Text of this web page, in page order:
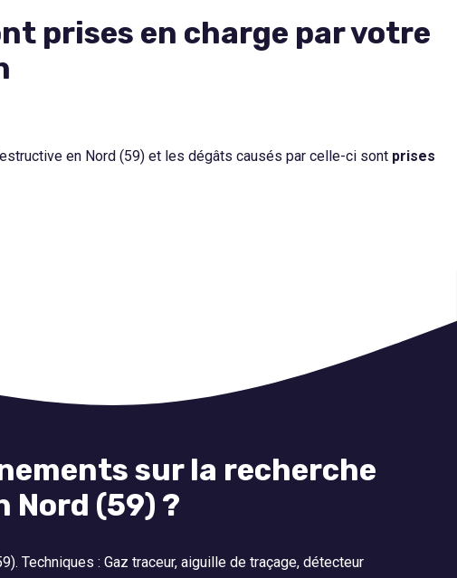
prises en charge par votre
en Nord (59) et les dégâts causés par celle-ci sont prises
sur la recherche
(59) ?
Techniques : Gaz traceur, aiguille de traçage, détecteur